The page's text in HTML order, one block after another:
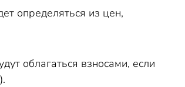
определяться из цен,
облагаться взносами, если